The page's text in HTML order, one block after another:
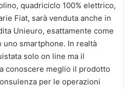
quadriciclo 100% elettrico,
Fiat, sarà venduta anche in
Unieuro, esattamente come
smartphone. In realtà
solo on line ma il
conoscere meglio il prodotto
per le operazioni